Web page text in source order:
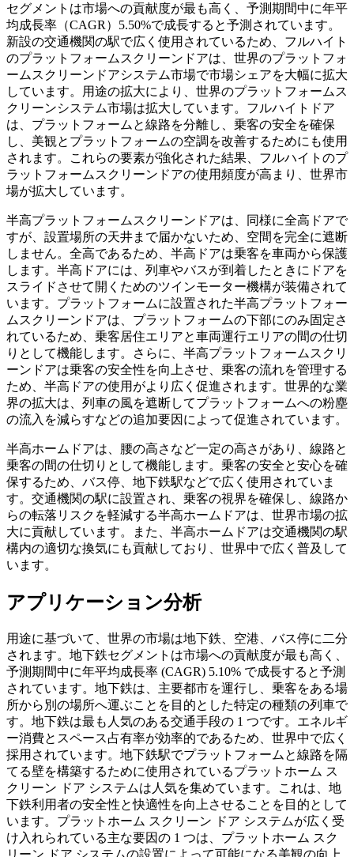
セグメントは市場への貢献度が最も高く、予測期間中に年平
均成長率（CAGR）5.50%で成長すると予測されています。
新設の交通機関の駅で広く使用されているため、フルハイト
のプラットフォームスクリーンドアは、世界のプラットフォ
ームスクリーンドアシステム市場で市場シェアを大幅に拡大
しています。用途の拡大により、世界のプラットフォームス
クリーンシステム市場は拡大しています。フルハイトドア
は、プラットフォームと線路を分離し、乗客の安全を確保
し、美観とプラットフォームの空調を改善するためにも使用
されます。これらの要素が強化された結果、フルハイトのプ
ラットフォームスクリーンドアの使用頻度が高まり、世界市
場が拡大しています。
半高プラットフォームスクリーンドアは、同様に全高ドアで
すが、設置場所の天井まで届かないため、空間を完全に遮断
しません。全高であるため、半高ドアは乗客を車両から保護
します。半高ドアには、列車やバスが到着したときにドアを
スライドさせて開くためのツインモーター機構が装備されて
います。プラットフォームに設置された半高プラットフォー
ムスクリーンドアは、プラットフォームの下部にのみ固定さ
れているため、乗客居住エリアと車両運行エリアの間の仕切
りとして機能します。さらに、半高プラットフォームスクリ
ーンドアは乗客の安全性を向上させ、乗客の流れを管理する
ため、半高ドアの使用がより広く促進されます。世界的な業
界の拡大は、列車の風を遮断してプラットフォームへの粉塵
の流入を減らすなどの追加要因によって促進されています。
半高ホームドアは、腰の高さなど一定の高さがあり、線路と
乗客の間の仕切りとして機能します。乗客の安全と安心を確
保するため、バス停、地下鉄駅などで広く使用されていま
す。交通機関の駅に設置され、乗客の視界を確保し、線路か
らの転落リスクを軽減する半高ホームドアは、世界市場の拡
大に貢献しています。また、半高ホームドアは交通機関の駅
構内の適切な換気にも貢献しており、世界中で広く普及して
います。
アプリケーション分析
用途に基づいて、世界の市場は地下鉄、空港、バス停に二分
されます。地下鉄セグメントは市場への貢献度が最も高く、
予測期間中に年平均成長率 (CAGR) 5.10% で成長すると予測
されています。地下鉄は、主要都市を運行し、乗客をある場
所から別の場所へ運ぶことを目的とした特定の種類の列車で
す。地下鉄は最も人気のある交通手段の 1 つです。エネルギ
ー消費とスペース占有率が効率的であるため、世界中で広く
採用されています。地下鉄駅でプラットフォームと線路を隔
てる壁を構築するために使用されているプラ​​ットホーム ス
クリーン ドア システムは人気を集めています。これは、地
下鉄利用者の安全性と快適性を向上させることを目的として
います。プラットホーム スクリーン ドア システムが広く受
け入れられている主な要因の 1 つは、プラットホーム スク
リーン ドア システムの設置によって可能になる美観の向上